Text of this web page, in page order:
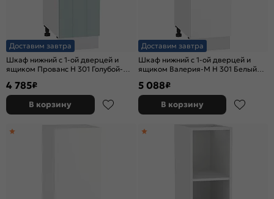
Доставим завтра
Шкаф нижний с 1-ой дверцей и
ящиком Прованс Н 301 Голубой-
4 785₽
В корзину
Доставим завтра
Шкаф нижний с 1-ой дверцей и
ящиком Валерия-М Н 301 Белый
5 088₽
В корзину